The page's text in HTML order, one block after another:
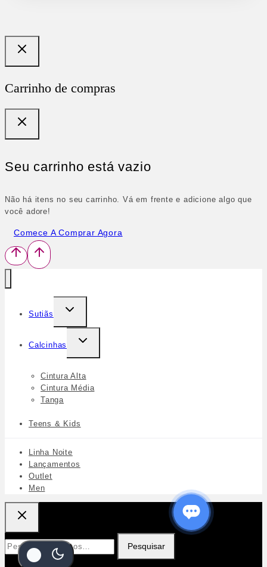
Carrinho de compras
Seu carrinho está vazio
Não há itens no seu carrinho. Vá em frente e adicione algo que
você adore!
Comece A Comprar Agora
Sutiãs
Calcinhas
Cintura Alta
Cintura Média
Tanga
Teens & Kids
Linha Noite
Lançamentos
Outlet
Men
Pesquisar